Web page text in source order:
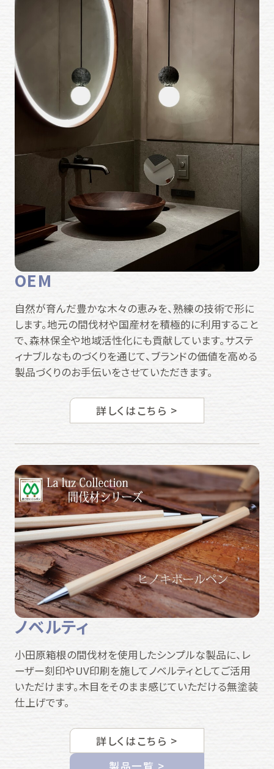
OEM
自然が育んだ豊かな木々の恵みを、熟練の技術で形に
します。地元の間伐材や国産材を積極的に利用すること
で、森林保全や地域活性化にも貢献しています。サステ
ィナブルなものづくりを通じて、ブランドの価値を高める
製品づくりのお手伝いをさせていただきます。
詳しくはこちら >
ノベルティ
小田原箱根の間伐材を使用したシンプルな製品に、レ
ーザー刻印やUV印刷を施してノベルティとしてご活用
いただけます。木目をそのまま感じていただける無塗装
仕上げです。
詳しくはこちら >